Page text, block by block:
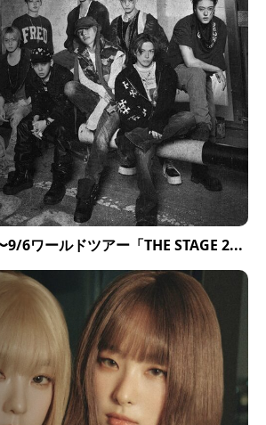
9/6ワールドツアー「THE STAGE 2...